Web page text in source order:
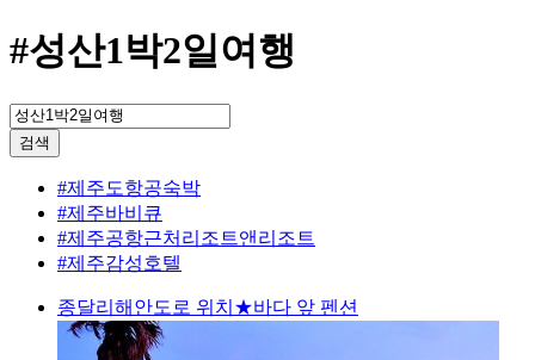
#성산1박2일여행
검색
#제주도항공숙박
#제주바비큐
#제주공항근처리조트앤리조트
#제주감성호텔
종달리해안도로 위치★바다 앞 펜션